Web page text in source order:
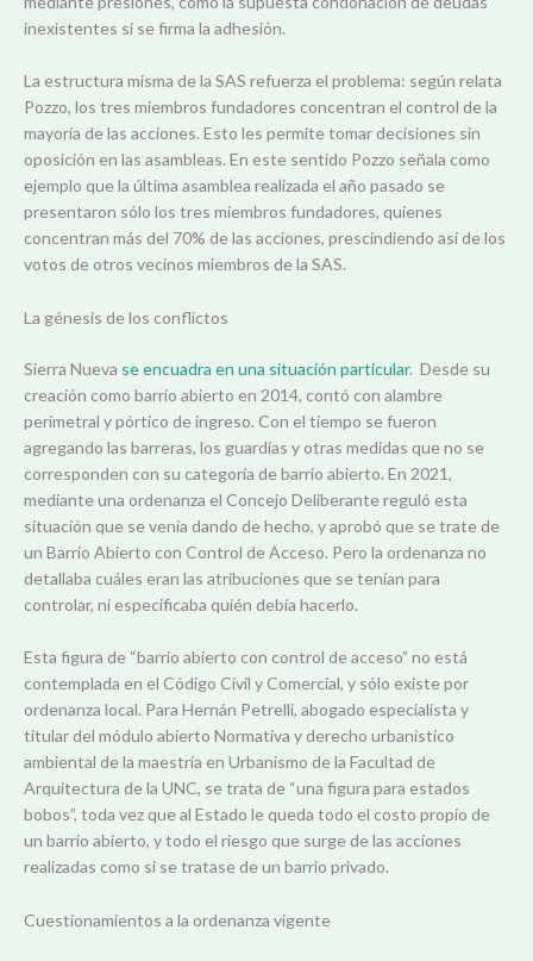
inexistentes si se firma la adhesión.
La estructura misma de la SAS refuerza el problema: según relata
Pozzo, los tres miembros fundadores concentran el control de la
mayoría de las acciones. Esto les permite tomar decisiones sin
oposición en las asambleas. En este sentido Pozzo señala como
ejemplo que la última asamblea realizada el año pasado se
presentaron sólo los tres miembros fundadores, quienes
concentran más del 70% de las acciones, prescindiendo así de los
votos de otros vecinos miembros de la SAS.
La génesis de los conflictos
Sierra Nueva se encuadra en una situación particular. Desde su
creación como barrio abierto en 2014, contó con alambre
perimetral y pórtico de ingreso. Con el tiempo se fueron
agregando las barreras, los guardias y otras medidas que no se
corresponden con su categoría de barrio abierto. En 2021,
mediante una ordenanza el Concejo Deliberante reguló esta
situación que se venía dando de hecho, y aprobó que se trate de
un Barrio Abierto con Control de Acceso. Pero la ordenanza no
detallaba cuáles eran las atribuciones que se tenían para
controlar, ni especificaba quién debía hacerlo.
Esta figura de “barrio abierto con control de acceso” no está
contemplada en el Código Civil y Comercial, y sólo existe por
ordenanza local. Para Hernán Petrelli, abogado especialista y
titular del módulo abierto Normativa y derecho urbanístico
ambiental de la maestría en Urbanismo de la Facultad de
Arquitectura de la UNC, se trata de “una figura para estados
bobos”, toda vez que al Estado le queda todo el costo propio de
un barrio abierto, y todo el riesgo que surge de las acciones
realizadas como si se tratase de un barrio privado.
Cuestionamientos a la ordenanza vigente